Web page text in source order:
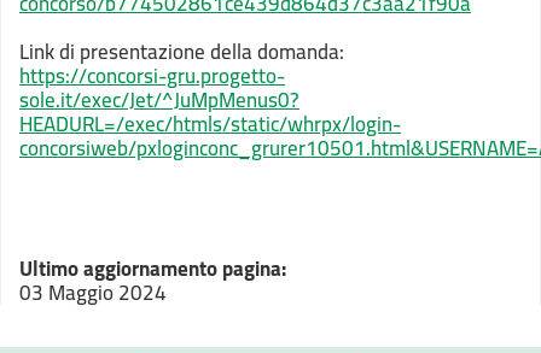
Link di presentazione della domanda:
https://concorsi-gru.progetto-
sole.it/exec/Jet/^JuMpMenus0?
HEADURL=/exec/htmls/static/whrpx/login-
concorsiweb/
Ultimo aggiornamento pagina:
03 Maggio 2024